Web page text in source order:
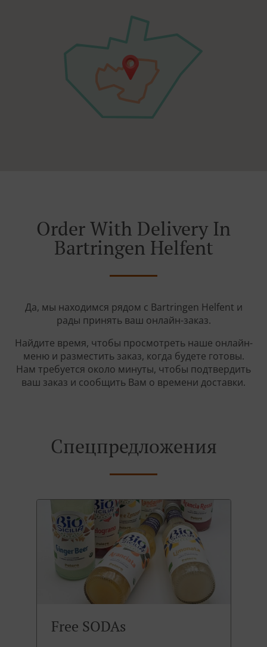
Order With Delivery In
Bartringen Helfent
Да, мы находимся рядом с Bartringen Helfent и
рады принять ваш онлайн-заказ.
Найдите время, чтобы просмотреть наше онлайн-
меню и разместить заказ, когда будете готовы.
Нам требуется около минуты, чтобы подтвердить
ваш заказ и сообщить Вам о времени доставки.
Спецпредложения
Free SODAs